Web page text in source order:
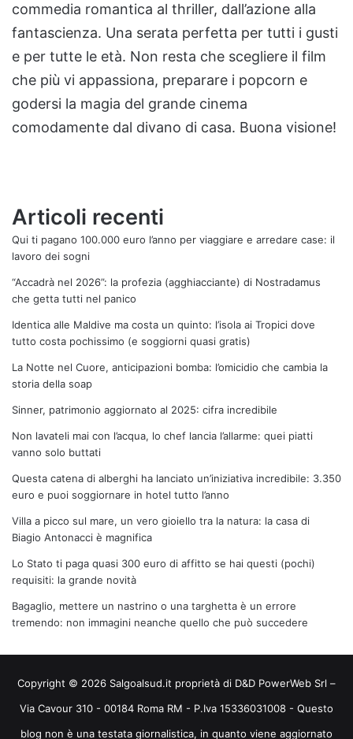
commedia romantica al thriller, dall’azione alla
fantascienza. Una serata perfetta per tutti i gusti
e per tutte le età. Non resta che scegliere il film
che più vi appassiona, preparare i popcorn e
godersi la magia del grande cinema
comodamente dal divano di casa. Buona visione!
Articoli recenti
Qui ti pagano 100.000 euro l’anno per viaggiare e arredare case: il
lavoro dei sogni
“Accadrà nel 2026”: la profezia (agghiacciante) di Nostradamus
che getta tutti nel panico
Identica alle Maldive ma costa un quinto: l’isola ai Tropici dove
tutto costa pochissimo (e soggiorni quasi gratis)
La Notte nel Cuore, anticipazioni bomba: l’omicidio che cambia la
storia della soap
Sinner, patrimonio aggiornato al 2025: cifra incredibile
Non lavateli mai con l’acqua, lo chef lancia l’allarme: quei piatti
vanno solo buttati
Questa catena di alberghi ha lanciato un’iniziativa incredibile: 3.350
euro e puoi soggiornare in hotel tutto l’anno
Villa a picco sul mare, un vero gioiello tra la natura: la casa di
Biagio Antonacci è magnifica
Lo Stato ti paga quasi 300 euro di affitto se hai questi (pochi)
requisiti: la grande novità
Bagaglio, mettere un nastrino o una targhetta è un errore
tremendo: non immagini neanche quello che può succedere
Copyright © 2026 Salgoalsud.it proprietà di D&D PowerWeb Srl –
Via Cavour 310 - 00184 Roma RM - P.Iva 15336031008 - Questo
blog non è una testata giornalistica, in quanto viene aggiornato